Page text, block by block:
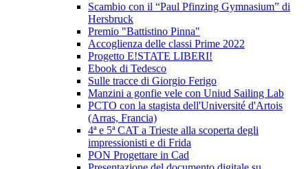
Scambio con il “Paul Pfinzing Gymnasium” di
Hersbruck
Premio "Battistino Pinna"
Accoglienza delle classi Prime 2022
Progetto E!STATE LIBERI!
Ebook di Tedesco
Sulle tracce di Giorgio Ferigo
Manzini a gonfie vele con Uniud Sailing Lab
PCTO con la stagista dell'Université d'Artois
(Arras, Francia)
4ª e 5ª CAT a Trieste alla scoperta degli
impressionisti e di Frida
PON Progettare in Cad